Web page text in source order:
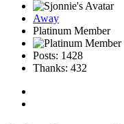
Away
Platinum Member
Posts: 1428
Thanks: 432